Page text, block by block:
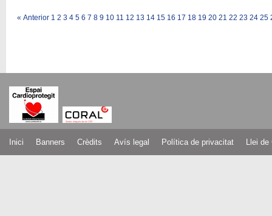
« Anterior 1 2 3 4 5 6 7 8 9 10 11 12 13 14 15 16 17 18 19 20 21 22 23 24 25
Inici Banners Crèdits Avís legal Política de privacitat Llei de